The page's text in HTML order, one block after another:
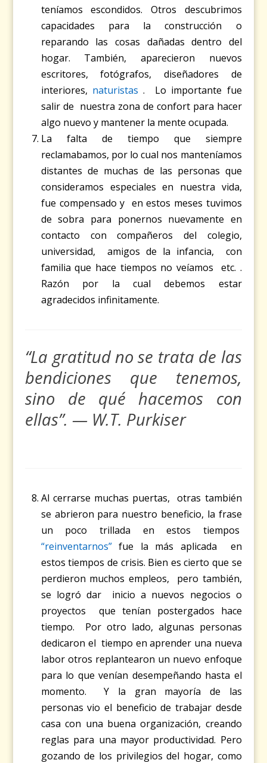
teníamos escondidos. Otros descubrimos
capacidades para la construcción o
reparando las cosas dañadas dentro del
hogar. También, aparecieron nuevos
escritores, fotógrafos, diseñadores de
interiores, naturistas. Lo importante fue
salir de nuestra zona de confort para hacer
algo nuevo y mantener la mente ocupada.
La falta de tiempo que siempre
reclamabamos, por lo cual nos manteníamos
distantes de muchas de las personas que
consideramos especiales en nuestra vida,
fue compensado y en estos meses tuvimos
de sobra para ponernos nuevamente en
contacto con compañeros del colegio,
universidad, amigos de la infancia, con
familia que hace tiempos no veíamos etc. .
Razón por la cual debemos estar
agradecidos infinitamente.
“La gratitud no se trata de las
bendiciones que tenemos,
sino de qué hacemos con
ellas”. — W.T. Purkiser
Al cerrarse muchas puertas, otras también
se abrieron para nuestro beneficio, la frase
un poco trillada en estos tiempos
“reinventarnos” fue la más aplicada en
estos tiempos de crisis. Bien es cierto que se
perdieron muchos empleos, pero también,
se logró dar inicio a nuevos negocios o
proyectos que tenían postergados hace
tiempo. Por otro lado, algunas personas
dedicaron el tiempo en aprender una nueva
labor otros replantearon un nuevo enfoque
para lo que venían desempeñando hasta el
momento. Y la gran mayoría de las
personas vio el beneficio de trabajar desde
casa con una buena organización, creando
reglas para una mayor productividad. Pero
gozando de los privilegios del hogar, como